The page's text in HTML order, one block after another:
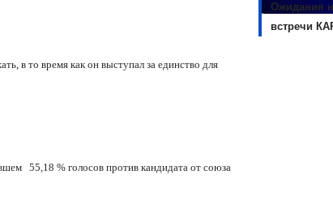
в то время как он выступал за единство для
55,18 % голосов против кандидата от союза
Ожидания
встречи